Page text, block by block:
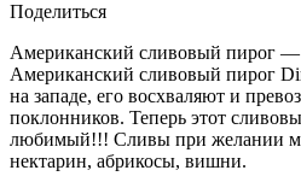
Поделиться
Американский сливовый пирог —
Американский сливовый пирог
на западе, его восхваляют и
поклонников. Теперь этот
любимый!!! Сливы при желании
нектарин, абрикосы, вишни.